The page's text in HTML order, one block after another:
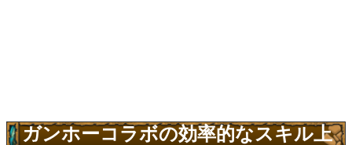
ガンホーコラボの効率的なスキル上